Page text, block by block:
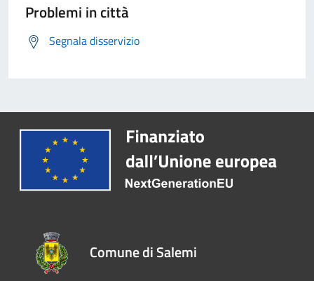
Problemi in città
Segnala disservizio
Comune di Salemi